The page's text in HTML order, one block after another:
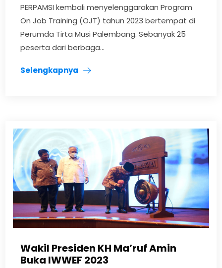
PERPAMSI kembali menyelenggarakan Program
On Job Training (OJT) tahun 2023 bertempat di
Perumda Tirta Musi Palembang. Sebanyak 25
peserta dari berbaga...
Selengkapnya
Wakil Presiden KH Ma’ruf Amin
Buka IWWEF 2023